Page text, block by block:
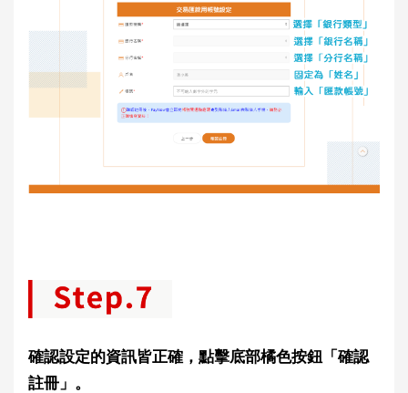
確認設定的資訊皆正確，點擊底部橘色按鈕「確認
註冊」。